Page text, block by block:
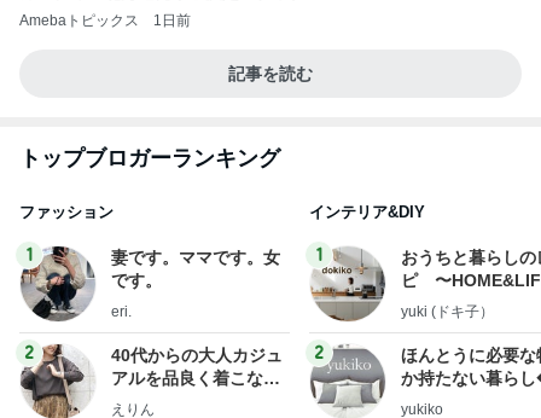
Amebaトピックス 1日前
記事を読む
トップブロガーランキング
ファッション
1
妻です。ママです。女
です。
eri.
2
40代からの大人カジュ
アルを品良く着こなす
ファッションブログ
えりん
インテリア&DIY
1
おうちと暮らしの
ピ 〜
yuki (ドキ子）
2
ほんとうに必要な
か持たない暮ら
ep Life Simple◆
yukiko